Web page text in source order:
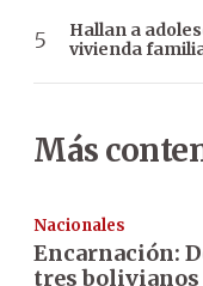
Hallan a
vivienda
Más
Nacionales
Encarnación:
tres bolivianos